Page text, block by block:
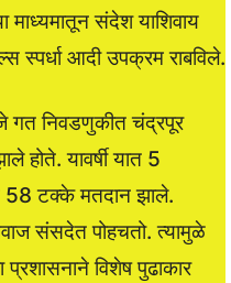
संदेश याशिवाय
स्पर्धा आदी उपक्रम राबविले.
गत निवडणुकीत चंद्रपूर
यावर्षी यात 5
58 टक्के मतदान झाले.
संसदेत पोहचतो. त्यामुळे
प्रशासनाने विशेष पुढाकार